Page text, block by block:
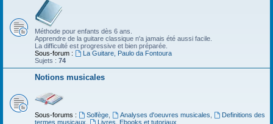
Méthode pour enfants dès 6 ans.
Apprendre de la guitare classique n'a jamais été aussi facile.
La difficulté est progressive et bien préparée.
Sous-forum :
La Guitare, Paulo da Fontoura
Sujets : 74
Notions musicales
Sous-forums : Solfège, Analyses d'oeuvres musicales
Definitions des
termes musicaux
Livres, Ebooks et tutoriaux